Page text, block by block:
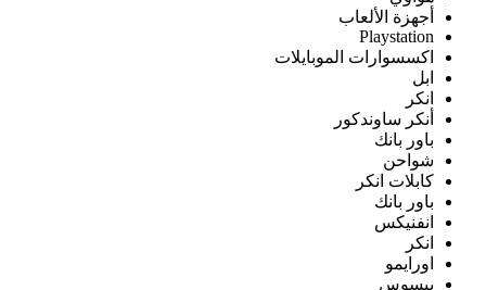
أجهزة الألعاب
Playstation
اكسسوارات الموبايلات
ابل
انكر
أنكر ساوندكور
باور بانك
شواحن
كابلات انكر
باور بانك
انفنيكس
انكر
اورايمو
بيسوس